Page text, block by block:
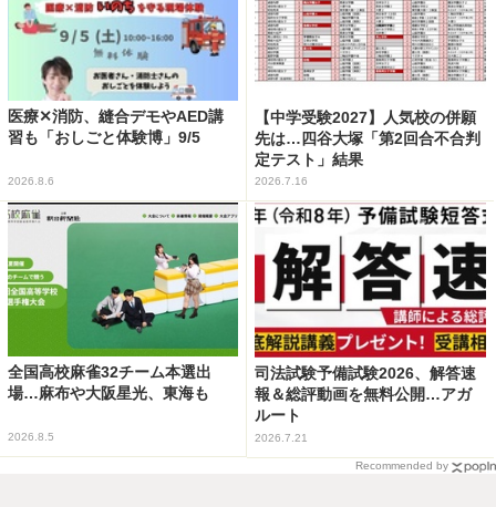
医療✕消防、縫合デモやAED講
習も「おしごと体験博」9/5
2026.8.6
【中学受験2027】人気校の併願
先は…四谷大塚「第2回合不合判
定テスト」結果
2026.7.16
全国高校麻雀32チーム本選出
場…麻布や大阪星光、東海も
2026.8.5
司法試験予備試験2026、解答速
報＆総評動画を無料公開…アガ
ルート
2026.7.21
Recommended by